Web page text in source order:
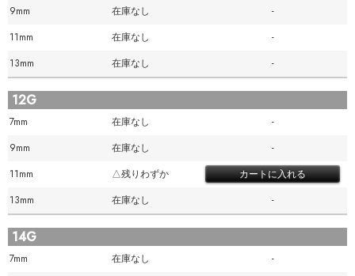
9mm
在庫なし
-
11mm
在庫なし
-
13mm
在庫なし -
12G
7mm 在庫なし
-
9mm
在庫なし
-
11mm
△残りわずか
13mm
在庫なし -
14G
7mm 在庫なし
-